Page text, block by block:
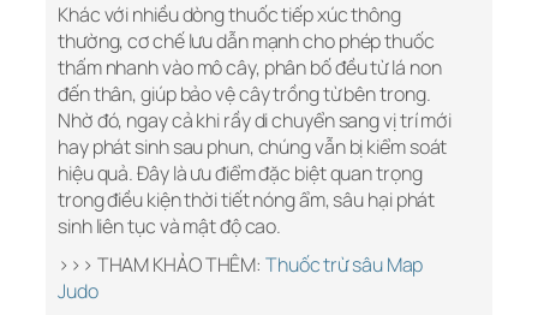
Khác với nhiều dòng thuốc tiếp xúc thông
thường, cơ chế lưu dẫn mạnh cho phép thuốc
thấm nhanh vào mô cây, phân bố đều từ lá non
đến thân, giúp bảo vệ cây trồng từ bên trong.
Nhờ đó, ngay cả khi rầy di chuyển sang vị trí mới
hay phát sinh sau phun, chúng vẫn bị kiểm soát
hiệu quả. Đây là ưu điểm đặc biệt quan trọng
trong điều kiện thời tiết nóng ẩm, sâu hại phát
sinh liên tục và mật độ cao.
>>> THAM KHẢO THÊM: Thuốc trừ sâu Map
Judo